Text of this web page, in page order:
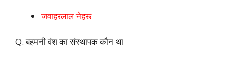
जवाहरलाल नेहरू
Q. बहमनी वंश का संस्थापक कौन था